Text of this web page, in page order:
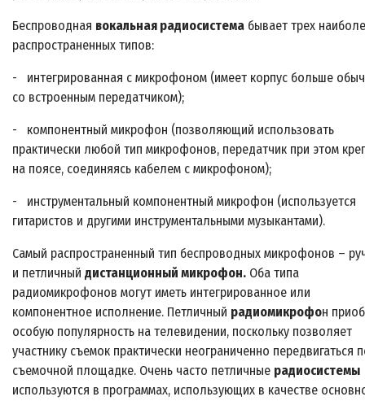
Беспроводная вокальная радиосистема бывает трех
распространенных типов:
- интегрированная с микрофоном (имеет корпус больше
со встроенным передатчиком);
- компонентный микрофон (позволяющий использовать
практически любой тип микрофонов, передатчик при этом
на поясе, соединяясь кабелем с микрофоном);
- инструментальный компонентный микрофон (используется
гитаристов и другими инструментальными музыкантами).
Самый распространенный тип беспроводных микрофонов –
и петличный дистанционный микрофон. Оба типа
радиомикрофонов могут иметь интегрированное или
компонентное исполнение. Петличный радиомикрофон
особую популярность на телевидении, поскольку позволяет
участнику съемок практически неограниченно передвигаться
съемочной площадке. Очень часто петличные радиосистемы
используются в программах, использующих в качестве